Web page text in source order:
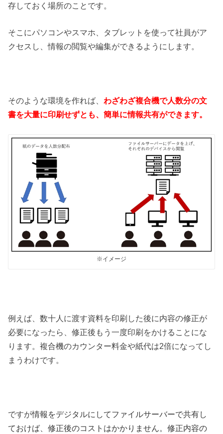
存しておく場所のことです。
そこにパソコンやスマホ、タブレットを使って社員がア
クセスし、情報の閲覧や編集ができるようにします。
そのような環境を作れば、わざわざ複合機で人数分の文
書を大量に印刷せずとも、簡単に情報共有ができます。
※イメージ
例えば、数十人に渡す資料を印刷した後に内容の修正が
必要になったら、修正後もう一度印刷をかけることにな
ります。複合機のカウンター料金や紙代は2倍になってし
まうわけです。
ですが情報をデジタルにしてファイルサーバーで共有し
ておけば、修正後のコストはかかりません。修正内容の